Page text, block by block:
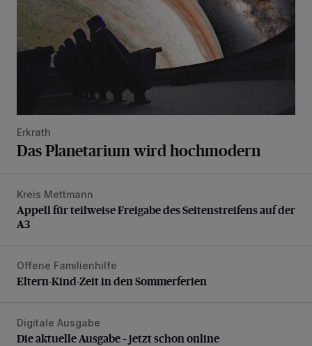
Erkrath
Das Planetarium wird hochmodern
Appell für teilweise Freigabe des Seitenstreifens auf der A3
Kreis Mettmann
Appell für teilweise Freigabe des Seitenstreifens auf der
A3
Eltern-Kind-Zeit in den Sommerferien
Offene Familienhilfe
Eltern-Kind-Zeit in den Sommerferien
Die aktuelle Ausgabe – jetzt schon online
Digitale Ausgabe
Die aktuelle Ausgabe – jetzt schon online